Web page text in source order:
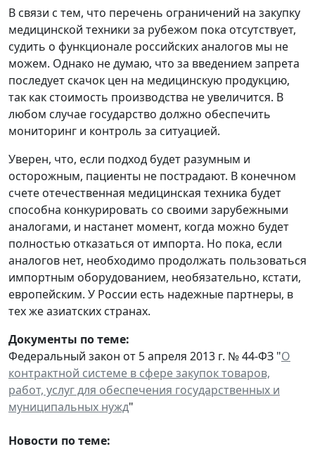
В связи с тем, что перечень ограничений на закупку
медицинской техники за рубежом пока отсутствует,
судить о функционале российских аналогов мы не
можем. Однако не думаю, что за введением запрета
последует скачок цен на медицинскую продукцию,
так как стоимость производства не увеличится. В
любом случае государство должно обеспечить
мониторинг и контроль за ситуацией.
Уверен, что, если подход будет разумным и
осторожным, пациенты не пострадают. В конечном
счете отечественная медицинская техника будет
способна конкурировать со своими зарубежными
аналогами, и настанет момент, когда можно будет
полностью отказаться от импорта. Но пока, если
аналогов нет, необходимо продолжать пользоваться
импортным оборудованием, необязательно, кстати,
европейским. У России есть надежные партнеры, в
тех же азиатских странах.
Документы по теме:
Федеральный закон от 5 апреля 2013 г. № 44-ФЗ "О
контрактной системе в сфере закупок товаров,
работ, услуг для обеспечения государственных и
муниципальных нужд"
Новости по теме: